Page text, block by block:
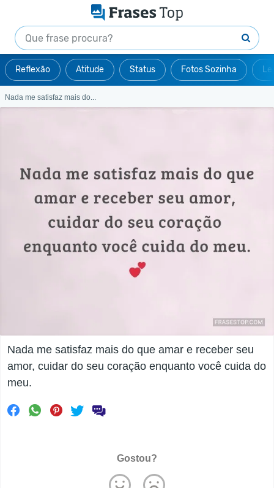
Reflexão Atitude Status Fotos Sozinha
Nada me satisfaz mais do...
Nada me satisfaz mais do que amar e receber seu
amor, cuidar do seu coração enquanto você cuida do
meu.
Gostou?